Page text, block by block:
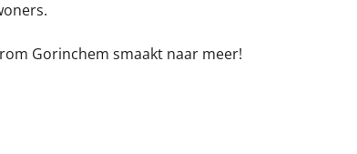
Gorinchem smaakt naar meer!